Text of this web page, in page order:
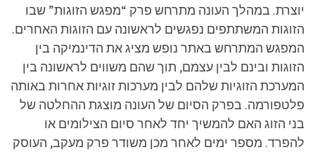
יוצרת. במהלך העונה מתרחש פרק “מפגש הזוגות” שבו
הזוגות המשתתפים נפגשים לראשונה עם הזוגות האחרים.
המפגש המתרחש באתר נופש מציג את הדינמיקה בין
הזוגות ובינם לבין עצמם, תוך שהם משווים לראשונה בין
המערכת הזוגיות שלהם לבין מערכות זוגיות אחרות באותה
פלטפורמה. בפרק הסיום של העונה מוצגת ההחלטה של
בני הזוג האם להמשיך יחד לאחר סיום הצילומים או
להפרד. מספר ימים לאחר מכן משודר פרק מעקב, העוסק